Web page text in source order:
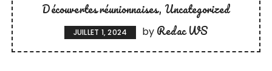
Découvertes réunionnaises Uncategorized
JUILLET 1, 2024 by Redac WS